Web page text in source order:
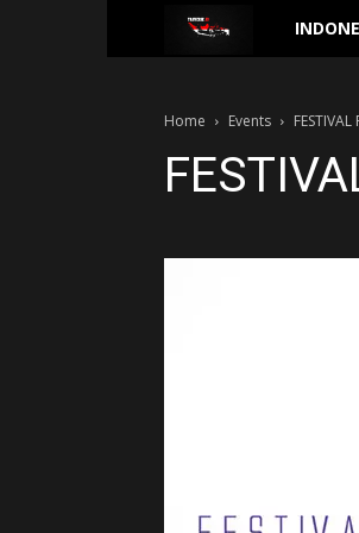
Traverse.id
Home Events